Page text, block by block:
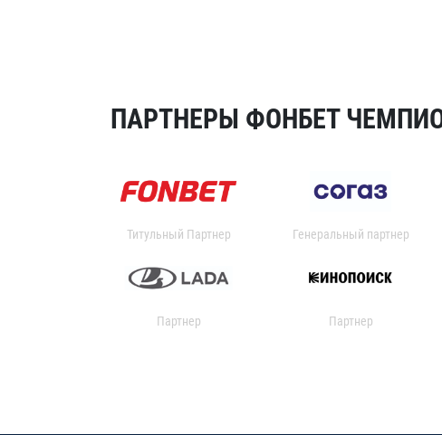
ПАРТНЕРЫ ФОНБЕТ
Титульный Партнер Генеральный партнер
Партнер Партнер